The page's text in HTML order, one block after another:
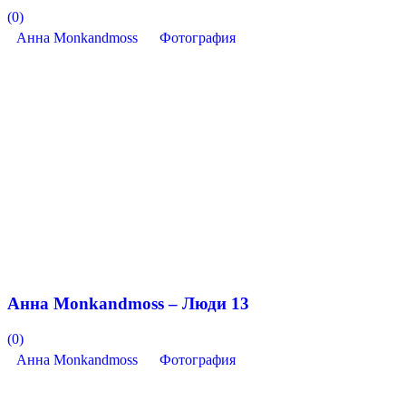
(0)
Анна Monkandmoss
Фотография
Анна Monkandmoss – Люди 13
(0)
Анна Monkandmoss
Фотография